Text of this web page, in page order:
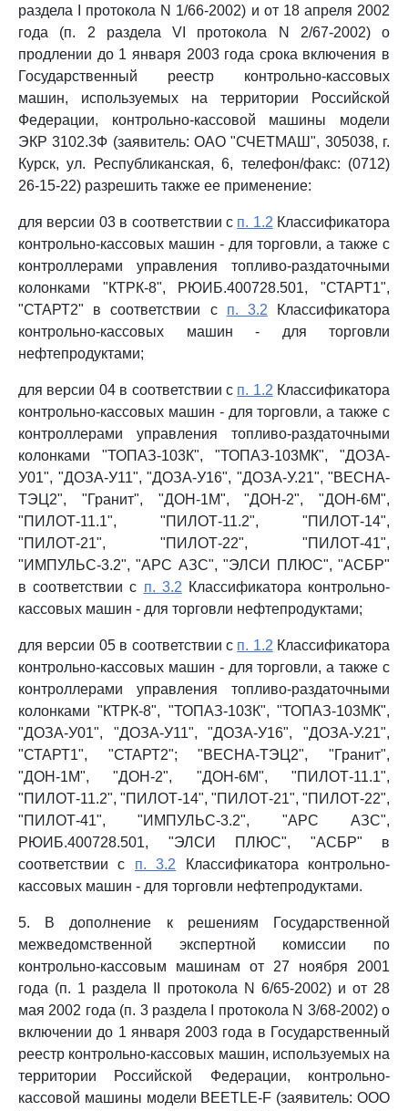
раздела I протокола N 1/66-2002) и от 18 апреля 2002
года (п. 2 раздела VI протокола N 2/67-2002) о
продлении до 1 января 2003 года срока включения в
Государственный реестр контрольно-кассовых
машин, используемых на территории Российской
Федерации, контрольно-кассовой машины модели
ЭКР 3102.3Ф (заявитель: ОАО "СЧЕТМАШ", 305038, г.
Курск, ул. Республиканская, 6, телефон/факс: (0712)
26-15-22) разрешить также ее применение:
для версии 03 в соответствии с п. 1.2 Классификатора
контрольно-кассовых машин - для торговли, а также с
контроллерами управления топливо-раздаточными
колонками "КТРК-8", РЮИБ.400728.501, "СТАРТ1",
"СТАРТ2" в соответствии с п. 3.2 Классификатора
контрольно-кассовых машин - для торговли
нефтепродуктами;
для версии 04 в соответствии с п. 1.2 Классификатора
контрольно-кассовых машин - для торговли, а также с
контроллерами управления топливо-раздаточными
колонками "ТОПАЗ-103К", "ТОПАЗ-103МК", "ДОЗА-
У01", "ДОЗА-У11", "ДОЗА-У16", "ДОЗА-У.21", "ВЕСНА-
ТЭЦ2", "Гранит", "ДОН-1М", "ДОН-2", "ДОН-6М",
"ПИЛОТ-11.1", "ПИЛОТ-11.2", "ПИЛОТ-14",
"ПИЛОТ-21", "ПИЛОТ-22", "ПИЛОТ-41",
"ИМПУЛЬС-3.2", "АРС АЗС", "ЭЛСИ ПЛЮС", "АСБР"
в соответствии с п. 3.2 Классификатора контрольно-
кассовых машин - для торговли нефтепродуктами;
для версии 05 в соответствии с п. 1.2 Классификатора
контрольно-кассовых машин - для торговли, а также с
контроллерами управления топливо-раздаточными
колонками "КТРК-8", "ТОПАЗ-103К", "ТОПАЗ-103МК",
"ДОЗА-У01", "ДОЗА-У11", "ДОЗА-У16", "ДОЗА-У.21",
"СТАРТ1", "СТАРТ2"; "ВЕСНА-ТЭЦ2", "Гранит",
"ДОН-1М", "ДОН-2", "ДОН-6М", "ПИЛОТ-11.1",
"ПИЛОТ-11.2", "ПИЛОТ-14", "ПИЛОТ-21", "ПИЛОТ-22",
"ПИЛОТ-41", "ИМПУЛЬС-3.2", "АРС АЗС",
РЮИБ.400728.501, "ЭЛСИ ПЛЮС", "АСБР" в
соответствии с п. 3.2 Классификатора контрольно-
кассовых машин - для торговли нефтепродуктами.
5. В дополнение к решениям Государственной
межведомственной экспертной комиссии по
контрольно-кассовым машинам от 27 ноября 2001
года (п. 1 раздела II протокола N 6/65-2002) и от 28
мая 2002 года (п. 3 раздела I протокола N 3/68-2002) о
включении до 1 января 2003 года в Государственный
реестр контрольно-кассовых машин, используемых на
территории Российской Федерации, контрольно-
кассовой машины модели BEETLE-F (заявитель: ООО